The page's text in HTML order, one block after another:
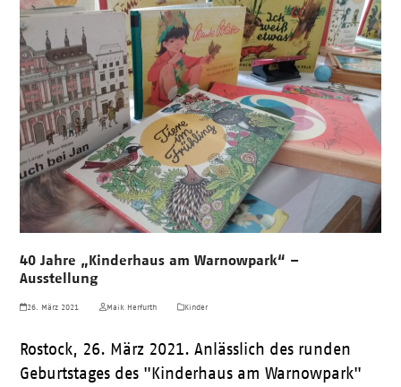
40 Jahre „Kinderhaus am Warnowpark“ –
Ausstellung
26. März 2021 Maik Herfurth Kinder
Rostock, 26. März 2021. Anlässlich des runden
Geburtstages des "Kinderhaus am Warnowpark"